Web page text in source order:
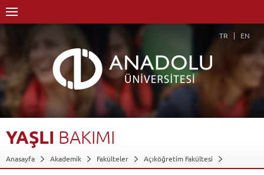
TR EN
YAŞLI BAKIMI
Anasayfa Akademik Fakülteler
Açıköğretim Fakültesi